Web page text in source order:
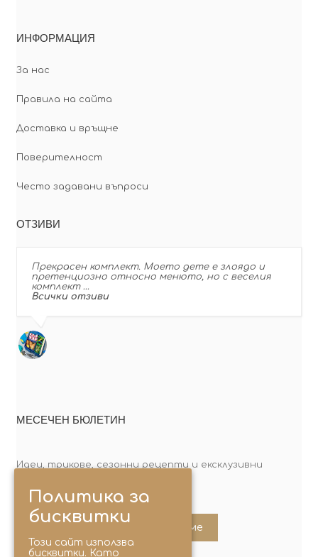
ИНФОРМАЦИЯ
За нас
Правила на сайта
Доставка и връщне
Поверителност
Често задавани въпроси
ОТЗИВИ
Прекрасен комплект. Моето дете е злоядо и
претенциозно относно менюто, но с веселия
комплект …
Всички отзиви
МЕСЕЧЕН БЮЛЕТИН
Идеи, трикове, сезонни рецепти и ексклузивни
Абонирайте ме
Политика за
бисквитки
Този сайт използва
бисквитки. Като